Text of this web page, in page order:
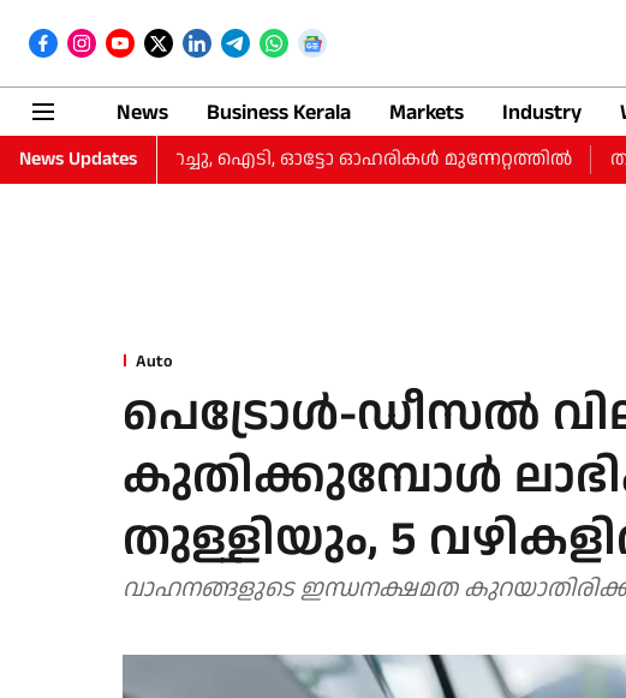
News Business Kerala Markets Industry
News Updates
നഷ്‌ടം കുറച്ചു, ഐടി, ഓട്ടോ ഓഹരികള്‍ മുന്നേറ്റത്തില്‍
Auto
പെട്രോള്‍-ഡീസല്‍
കുതിക്കുമ്പോള്‍
തുള്ളിയും, 5
വാഹനങ്ങളുടെ ഇന്ധനക്ഷമത